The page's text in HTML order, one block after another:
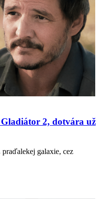
2, dotvára už
galaxie, cez